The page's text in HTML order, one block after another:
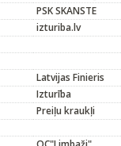
PSK SKANSTE
izturiba.lv
Latvijas Finieris
Izturība
Preiļu kraukļi